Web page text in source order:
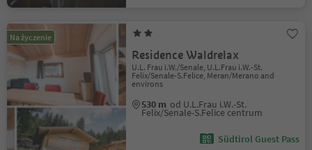
Na życzenie
Residence Waldrelax
U.L. Frau i.W./Senale, U.L.Frau i.W.-St.
Felix/Senale-S.Felice, Meran/Merano and
environs
530 m od U.L.Frau i.W.-St.
Felix/Senale-S.Felice centrum
Südtirol Guest Pass